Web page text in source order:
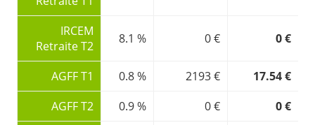
IRCEM
Retraite T2
8.1 % 0 € 0 €
AGFF T1 0.8 % 2193 €
17.54 €
AGFF T2
0.9 % 0 €
0 €